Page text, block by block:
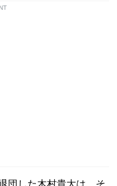
団した木村貴大は、そ